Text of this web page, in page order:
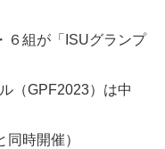
６組が「ISUグランプ
（GPF2023）は中
同時開催）